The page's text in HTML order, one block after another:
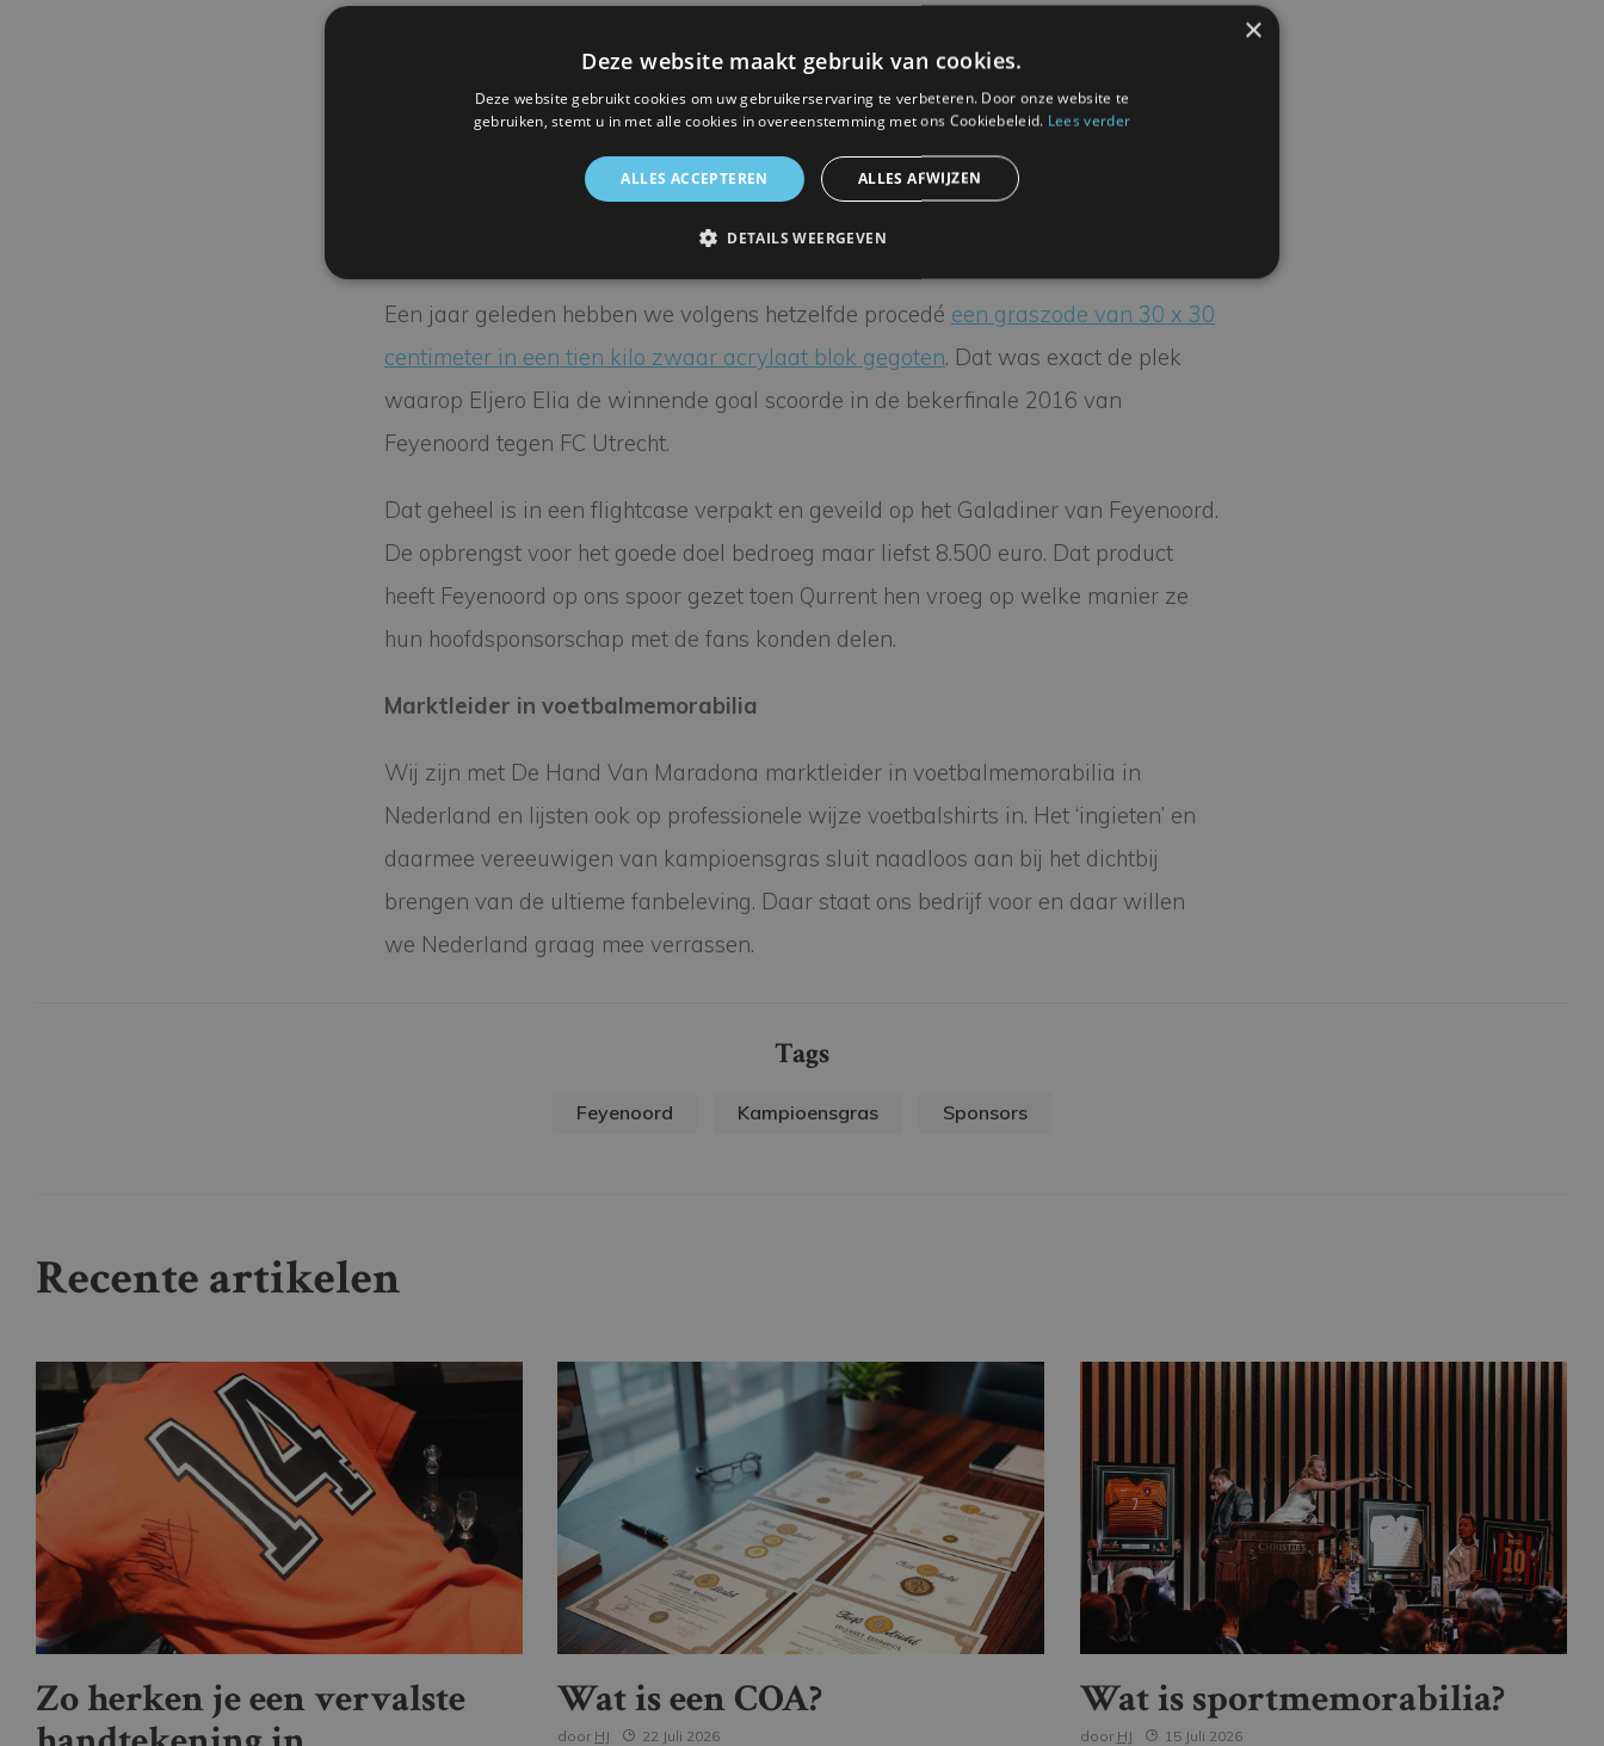
en het frezen van de logo’s van Feyenoord en Qurrent.
Een luxe verpakking, met daarin een certificaat van een genummerde limited
edition, maakt het eindresultaat tot een echt collector’s item voor de fans.
Een jaar geleden hebben we volgens hetzelfde procedé een graszode van 30 x 30
centimeter in een tien kilo zwaar acrylaat blok gegoten. Dat was exact de plek
waarop Eljero Elia de winnende goal scoorde in de bekerfinale 2016 van
Feyenoord tegen FC Utrecht.
Dat geheel is in een flightcase verpakt en geveild op het Galadiner van Feyenoord.
De opbrengst voor het goede doel bedroeg maar liefst 8.500 euro. Dat product
heeft Feyenoord op ons spoor gezet toen Qurrent hen vroeg op welke manier ze
hun hoofdsponsorschap met de fans konden delen.
Marktleider in voetbalmemorabilia
Wij zijn met De Hand Van Maradona marktleider in voetbalmemorabilia in
Nederland en lijsten ook op professionele wijze voetbalshirts in. Het ‘ingieten’ en
daarmee vereeuwigen van kampioensgras sluit naadloos aan bij het dichtbij
brengen van de ultieme fanbeleving. Daar staat ons bedrijf voor en daar willen
we Nederland graag mee verrassen.
Tags
Feyenoord Kampioensgras Sponsors
Recente artikelen
Zo herken je een vervalste
Wat is een COA?
door HJ 22 Juli 2026
Wat is sportmemorabilia?
door HJ 15 Juli 2026
×
Deze website maakt gebruik van cookies.
Deze website gebruikt cookies om uw gebruikerservaring te verbeteren. Door onze website te
gebruiken, stemt u in met alle cookies in overeenstemming met ons Cookiebeleid. Lees verder
ALLES ACCEPTEREN ALLES AFWIJZEN
DETAILS WEERGEVEN